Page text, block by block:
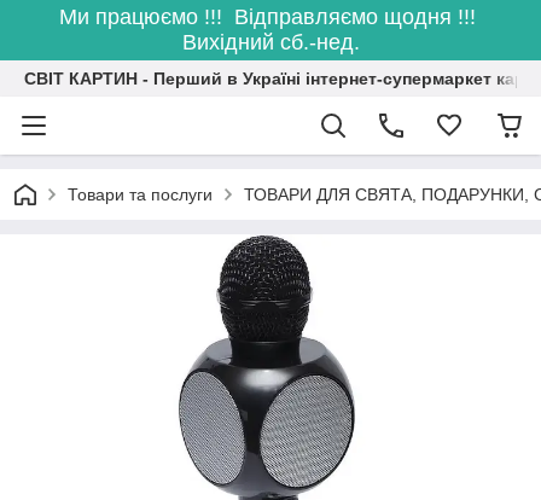
Ми працюємо !!! Відправляємо щодня !!!
Вихідний сб.-нед.
СВІТ КАРТИН - Перший в Україні інтернет-супермаркет
Товари та послуги ТОВАРИ ДЛЯ СВЯТА, ПОДАРУНКИ,